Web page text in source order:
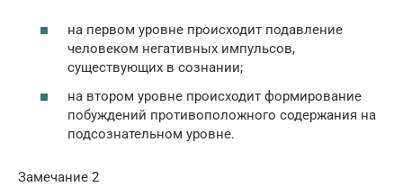
на первом уровне происходит подавление
человеком негативных импульсов,
существующих в сознании;
на втором уровне происходит формирование
побуждений противоположного содержания на
подсознательном уровне.
Замечание 2